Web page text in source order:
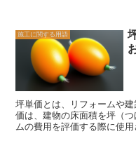
技術と知識が求められる仕事です。 建築一式工事は、
でのプロセスを一貫して担
家の協力が不可欠です。建
算、地域の法規制などを考
する必要があります。建築
影響を与えるため、信頼で
な種類があります。まず、
り付け工事があります。こ
を取り付ける作業です。ま
は、交換作業も行われます
けや交換の方法も異なるため
らに、ガラスの加工や製作
は、建物の設計やデザイン
たり、彫刻したりする作業
建物の印象や雰囲気を大きく変え
は、専門的な知識や技術が
施工に関する用語
坪単価とは、リフォームや
価は、建物の床面積を坪（
ムの費用を評価する際に使用されます。 坪単価